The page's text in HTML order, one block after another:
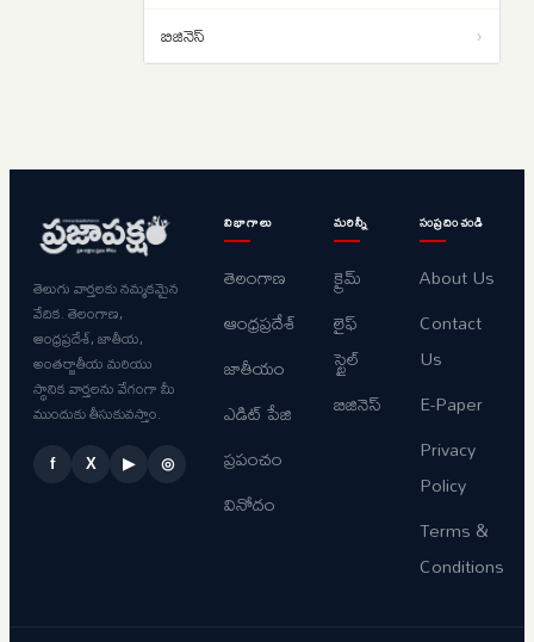
బిజినెస్ ›
తెలుగు వార్తలకు నమ్మకమైన
వేదిక. తెలంగాణ,
ఆంధ్రప్రదేశ్, జాతీయ,
అంతర్జాతీయ మరియు
స్థానిక వార్తలను వేగంగా మీ
ముందుకు తీసుకువస్తాం.
f X ▶ ◎
విభాగాలు
తెలంగాణ
ఆంధ్రప్రదేశ్
జాతీయం
ఎడిట్ పేజి
ప్రపంచం
వినోదం
మరిన్నీ
క్రైమ్
లైఫ్
స్టైల్
బిజినెస్
సంప్రదించండి
About Us
Contact
Us
E-Paper
Privacy
Policy
Terms &
Conditions